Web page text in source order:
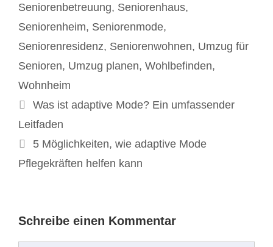
Seniorenbetreuung, Seniorenhaus,
Seniorenheim, Seniorenmode,
Seniorenresidenz, Seniorenwohnen, Umzug für
Senioren, Umzug planen, Wohlbefinden,
Wohnheim
Beitrags-
Navigation
Was ist adaptive Mode? Ein umfassender
Leitfaden
5 Möglichkeiten, wie adaptive Mode
Pflegekräften helfen kann
Schreibe einen Kommentar